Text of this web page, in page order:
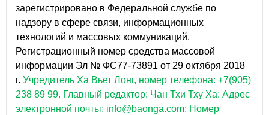
зарегистрировано в Федеральной службе по
надзору в сфере связи, информационных
технологий и массовых коммуникаций.
Регистрационный номер средства массовой
информации Эл № ФС77-73891 от 29 октября 2018
г. Учредитель Ха Вьет Лонг, номер телефона: +7(905)
238 89 99. Главный редактор: Чан Тхи Тху Ха: Адрес
электронной почты: info@baonga.com; Номер